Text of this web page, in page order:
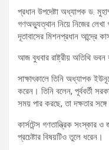
প্রধান উপদেষ্টা অধ্যাপক ড.
গণঅভ্যুত্থান নিয়ে নিজের লেখা
দূতাবাসের মিশনপ্রধান আন্দ্রে
আজ বুধবার রাষ্ট্রীয় অতিথি
সাক্ষাৎকালে তিনি অধ্যাপক
করেন। তিনি বলেন, পূর্ববর্তী
সময় পার করছে, তা দক্ষতার সঙ্গে
কার্সটেন্স গণতান্ত্রিক সংস্কার
প্রচেষ্টার বিষয়টিও তুলে ধরেন।